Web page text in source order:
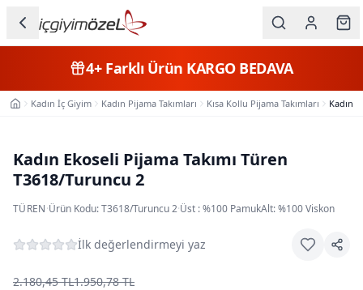
Kategorileri
Erkek
Çocuk
Beden
4+Farklı Ürün KARGO BEDAVA
Ana SayfaKadın İç Giyim Kadın Pijama Takımları Kısa Kollu Pijama Takımları Kadın
Kadın Ekoseli Pijama Takımı Türen
T3618/Turuncu 2
TÜREN·Ürün Kodu:T3618/Turuncu 2·Üst : %100 PamukAlt: %100 Viskon
İlk değerlendirmeyi yaz
2.180,45 TL1.950,78 TL